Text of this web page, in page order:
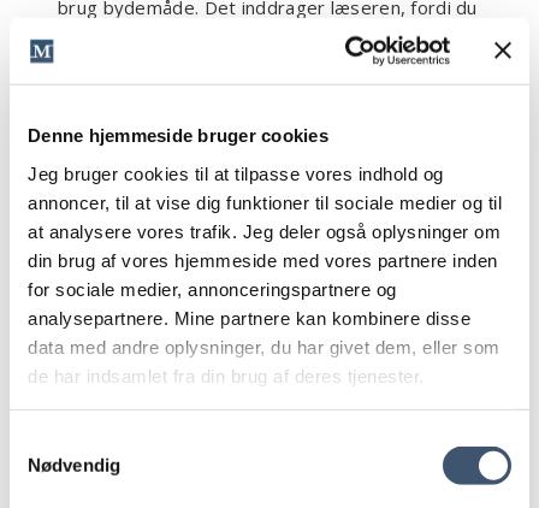
Denne hjemmeside bruger cookies
Jeg bruger cookies til at tilpasse vores indhold og
annoncer, til at vise dig funktioner til sociale medier og til
at analysere vores trafik. Jeg deler også oplysninger om
din brug af vores hjemmeside med vores partnere inden
for sociale medier, annonceringspartnere og
analysepartnere. Mine partnere kan kombinere disse
data med andre oplysninger, du har givet dem, eller som
de har indsamlet fra din brug af deres tjenester.
Nødvendig
brug bydemåde. Det inddrager læseren, fordi du
tvinger dig selv til at tage stilling til, hvem der udfører
Vær også opmærksom på ord, der slutter på ”ende”,
”else” eller ”inger”. (Bekymrende, skrivelseeller
sammenlægninger ). Disse endelser indikerer ofte, at
sætningen er passiv.
Undgå formuleringen ”der er”. Som regel er ”der er”
med til at gøre en sætning unødig tung og upræcis
Eks.”Mange skriver i deres arbejde” i stedet for ”Der
er mange, der skriver i deres arbejde.”
Undgå ”man”. Brug i stedet et præcist grundled
Eks.
”Du skal fange læserne med dine ord” i stedet for
”Man skal fange læserne med sine ord”.